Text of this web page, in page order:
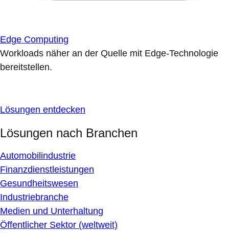
Edge Computing
Workloads näher an der Quelle mit Edge-Technologie
bereitstellen.
Lösungen entdecken
Lösungen nach Branchen
Automobilindustrie
Finanzdienstleistungen
Gesundheitswesen
Industriebranche
Medien und Unterhaltung
Öffentlicher Sektor (weltweit)